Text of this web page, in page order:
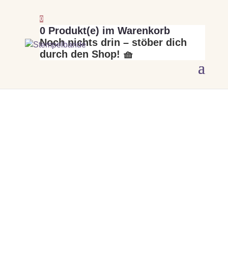
0
0 Produkt(e) im Warenkorb
Noch nichts drin – stöber dich
durch den Shop! 🧺